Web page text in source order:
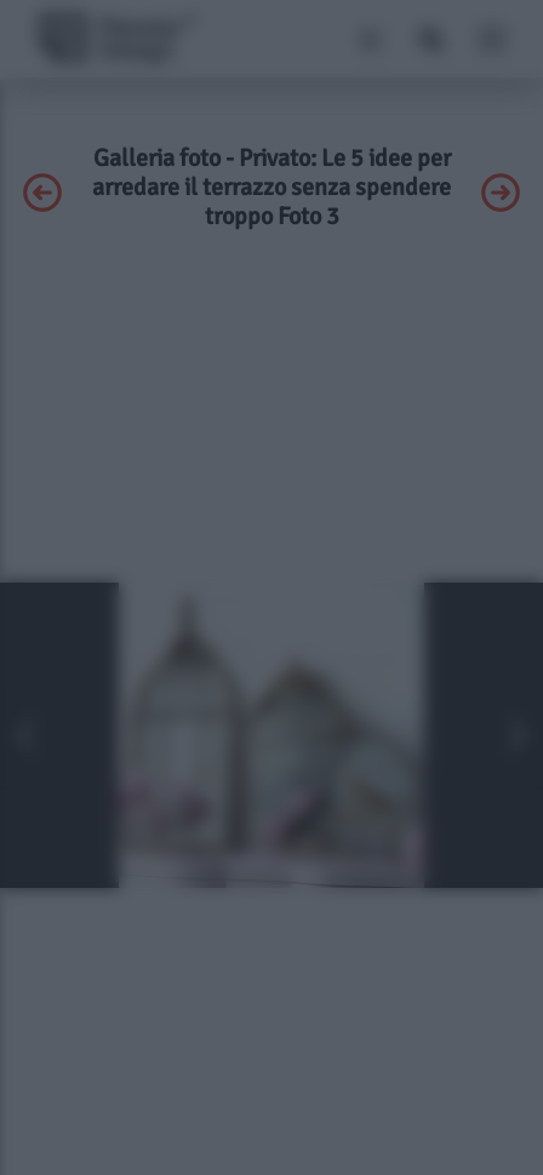
Galleria foto - Privato: Le 5 idee per
arredare il terrazzo senza spendere
troppo Foto 3